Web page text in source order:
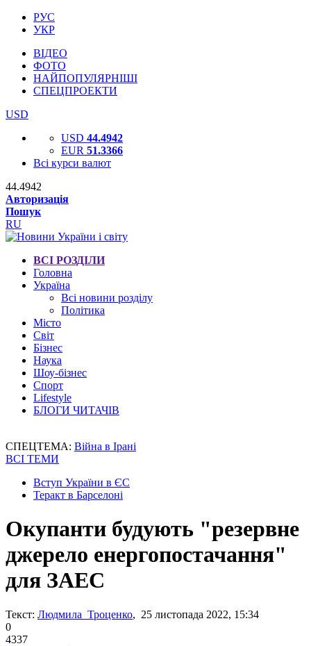
РУС
УКР
ВІДЕО
ФОТО
НАЙПОПУЛЯРНІШІ
СПЕЦПРОЕКТИ
USD
USD 44.4942
EUR 51.3366
Всі курси валют
44.4942
Авторизація
Пошук
RU
ВСІ РОЗДІЛИ
Головна
Україна
Всі новини розділу
Політика
Місто
Світ
Бізнес
Наука
Шоу-бізнес
Спорт
Lifestyle
БЛОГИ ЧИТАЧІВ
СПЕЦТЕМА: Війна в Ірані
ВСІ ТЕМИ
Вступ України в ЄС
Теракт в Барселоні
Окупанти будують "резервне
джерело енергопостачання"
для ЗАЕС
Текст: Людмила Троценко, 25 листопада 2022, 15:34
0
4337